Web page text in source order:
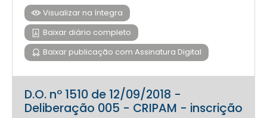
Visualizar na íntegra
Baixar diário completo
Baixar publicação com Assinatura Digital
D.O. nº 1510 de 12/09/2018 -
Deliberação 005 - CRIPAM - inscrição